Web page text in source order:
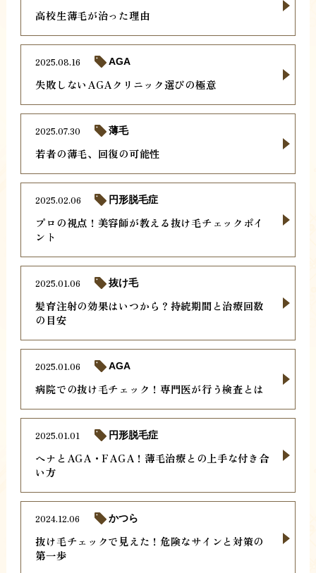
高校生薄毛が治った理由
失敗しないAGAクリニック選びの極意
2025.08.16 AGA
若者の薄毛、回復の可能性
2025.07.30 薄毛
プロの視点！美容師が教える抜け毛チェックポイ
ント
2025.02.06 円形脱毛症
髪育注射の効果はいつから？持続期間と治療回数
の目安
2025.01.06 抜け毛
病院での抜け毛チェック！専門医が行う検査とは
2025.01.06 AGA
ヘナとAGA・FAGA！薄毛治療との上手な付き合
い方
2025.01.01 円形脱毛症
抜け毛チェックで見えた！危険なサインと対策の
第一歩
2024.12.06 かつら